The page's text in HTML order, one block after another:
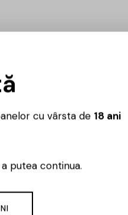
cu vârsta de 18 ani
putea continua.